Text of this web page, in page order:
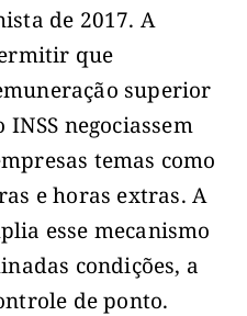
de 2017. A
que
superior
negociassem
temas como
e horas extras. A
esse mecanismo
condições, a
de ponto.